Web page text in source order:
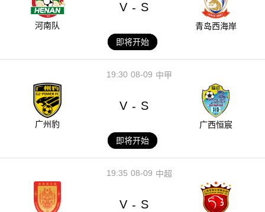
河南队
V - S
青岛西海岸
即将开始
08-09
19:30 中甲
广州豹
V - S
广西恒宸
即将开始
08-09
19:35 中超
V - S